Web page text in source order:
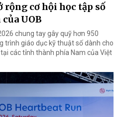
rộng cơ hội học tập số
UOB
chung tay gây quỹ hơn 950
trình giáo dục kỹ thuật số dành cho
các tỉnh thành phía Nam của Việt